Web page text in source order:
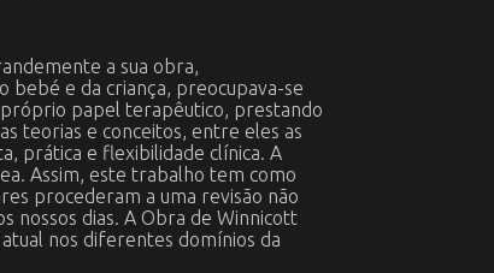
a sua obra,
bebé e da criança, preocupava-se
papel terapêutico, prestando
teorias e conceitos, entre eles as
prática e flexibilidade clínica. A
Assim, este trabalho tem como
procederam a uma revisão não
nossos dias. A Obra de Winnicott
nos diferentes domínios da